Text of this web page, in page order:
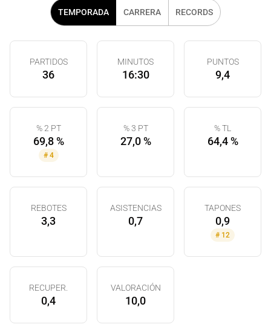
TEMPORADA CARRERA RECORDS
PARTIDOS
36
MINUTOS
16:30
PUNTOS
9,4
% 2 PT
69,8 %
# 4
% 3 PT
27,0 %
% TL
64,4 %
REBOTES
3,3
ASISTENCIAS
0,7
TAPONES
0,9
# 12
RECUPER.
0,4
VALORACIÓN
10,0